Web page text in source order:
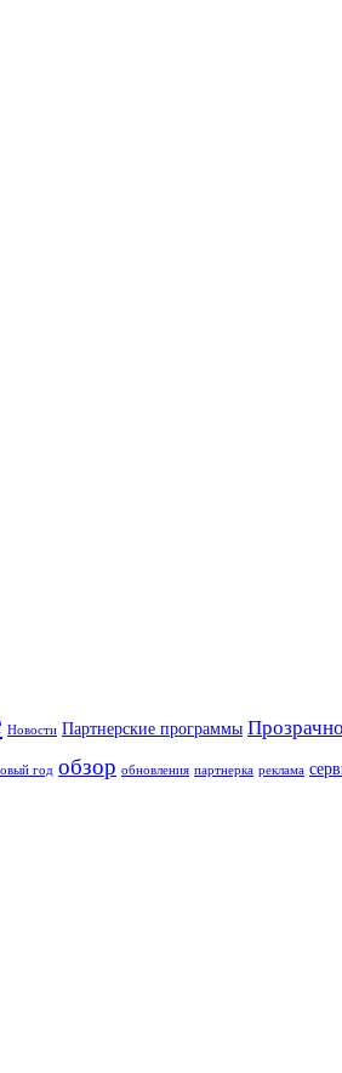
Новости Партнерские программы
год обзор обновления партнерка реклама